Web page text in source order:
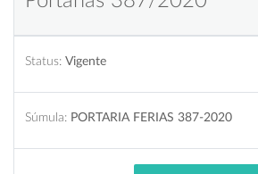
Status: Vigente
Súmula: PORTARIA FERIAS 387-2020